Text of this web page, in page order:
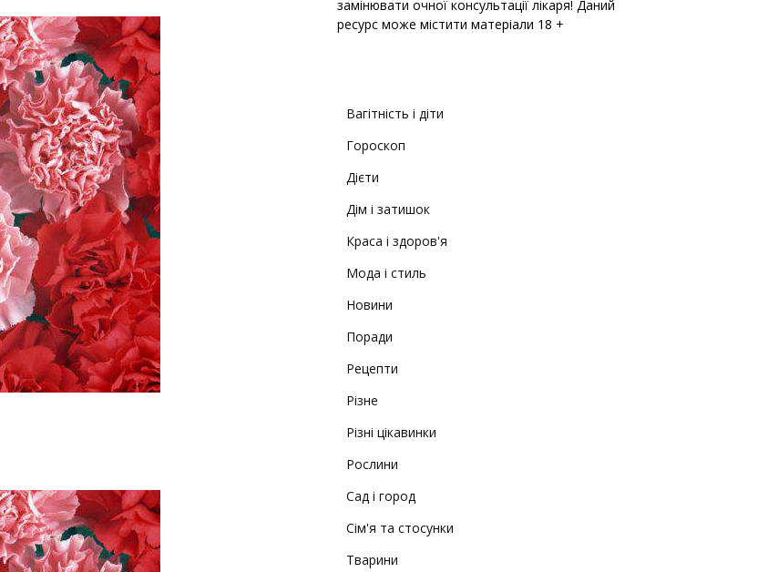
замінювати очної консультації лікаря! Даний
ресурс може містити матеріали 18 +
Вагітність і діти
Гороскоп
Дієти
Дім і затишок
Краса і здоров'я
Мода і стиль
Новини
Поради
Рецепти
Різне
Різні цікавинки
Рослини
Сад і город
Сім'я та стосунки
Тварини